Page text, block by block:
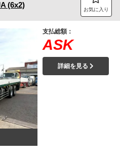
(6x2) お気に入り
支払総額：
ASK
詳細を見る